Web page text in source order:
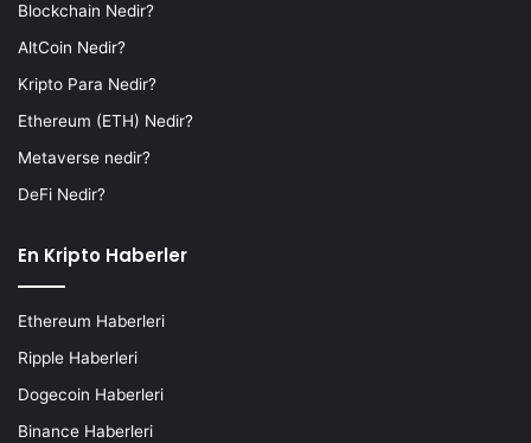
Blockchain Nedir?
AltCoin Nedir?
Kripto Para Nedir?
Ethereum (ETH) Nedir?
Metaverse nedir?
DeFi Nedir?
En Kripto Haberler
Ethereum Haberleri
Ripple Haberleri
Dogecoin Haberleri
Binance Haberleri